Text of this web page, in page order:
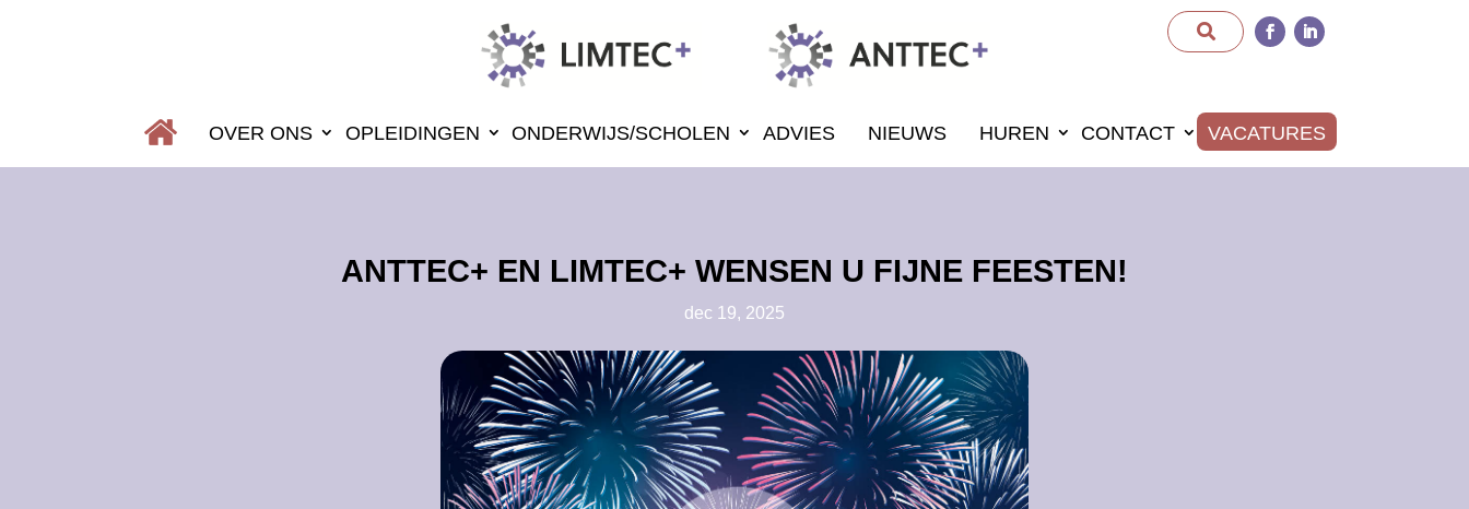
OVER ONS OPLEIDINGEN ONDERWIJS/SCHOLEN ADVIES NIEUWS HUREN CONTACT VACATURES
ANTTEC+ EN LIMTEC+ WENSEN U FIJNE FEESTEN!
dec 19, 2025